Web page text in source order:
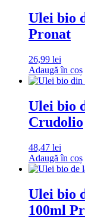
Ulei bio
Pronat
26,99 lei
Adaugă în coș
Ulei bio
Crudolio
48,47 lei
Adaugă în coș
Ulei bio
100ml